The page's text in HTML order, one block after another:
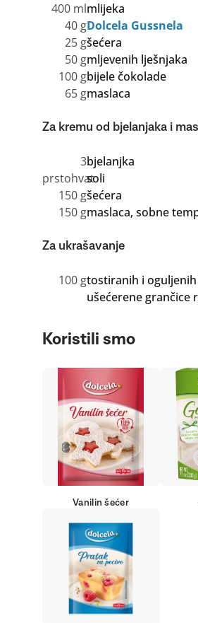
400 mlmlijeka
40 gDolcela Gussnela
25 gšećera
50 gmljevenih lješnjaka
100 gbijele čokolade
65 gmaslaca
Za kremu od bjelanjaka i
3bjelanjka
prstohvatsoli
150 gšećera
150 gmaslaca, sobne
Za ukrašavanje
100 gtostiranih i
ušećerene grančice
Koristili smo
Vanilin šećer